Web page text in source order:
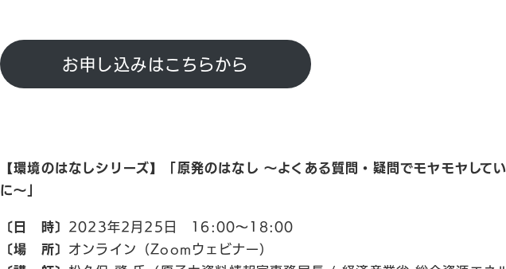
お申し込みはこちらから
【環境のはなしシリーズ】「原発のはなし 〜よくある質問・疑問でモヤモヤして
に〜」
〔日 時〕 2023年2月25日 16:00〜18:00
〔場 所〕 オンライン（Zoomウェビナー）